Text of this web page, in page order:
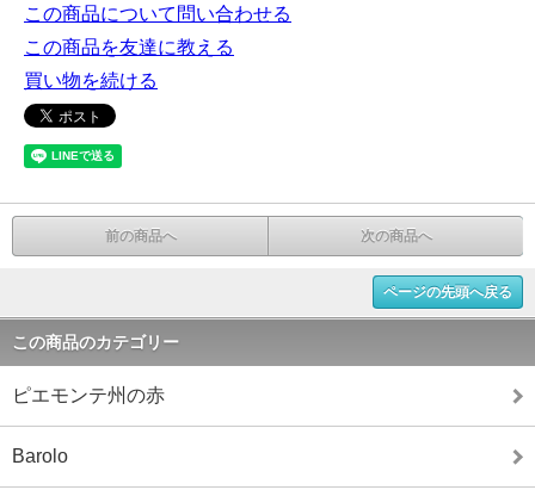
この商品について問い合わせる
この商品を友達に教える
買い物を続ける
前の商品へ 次の商品へ
ページの先頭へ戻る
この商品のカテゴリー
ピエモンテ州の赤
Barolo